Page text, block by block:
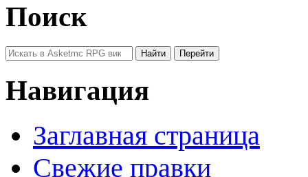
Поиск
Навигация
Заглавная страница
Свежие правки